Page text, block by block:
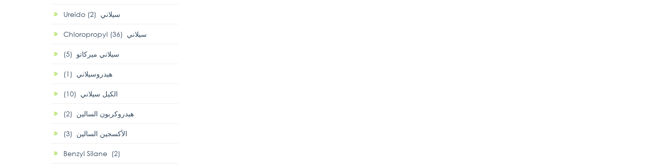
Ureido سيلاني (2)
Chloropropyl سيلاني (36)
سيلاني ميركاتو (5)
هيدروسيلاني (1)
الكيل سيلاني (10)
هيدروكربون السالين (2)
الأكسجين السالين (3)
Benzyl Silane (2)